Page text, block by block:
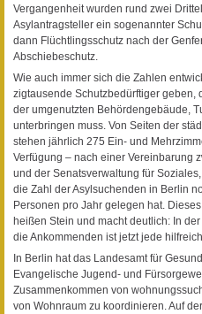
Vergangenheit wurden rund zwei
Asylantragsteller ein sogenannter
dann Flüchtlingsschutz nach der
Abschiebeschutz.
Wie auch immer sich die Zahlen
zigtausende Schutzbedürftiger
der umgenutzten Behördengebäude,
unterbringen muss. Von Seiten der
stehen jährlich 275 Ein- und
Verfügung – nach einer Vereinbarung
und der Senatsverwaltung für
die Zahl der Asylsuchenden in Berlin
Personen pro Jahr gelegen hat.
heißen Stein und macht deutlich: In
die Ankommenden ist jetzt jede
In Berlin hat das Landesamt für
Evangelische Jugend- und
Zusammenkommen von
von Wohnraum zu koordinieren. Auf